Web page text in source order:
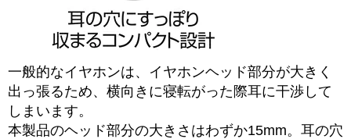
一般的なイヤホンは、イヤホンヘッド部分が大きく
出っ張るため、横向きに寝転がった際耳に干渉して
しまいます。
本製品のヘッド部分の大きさはわずか15mm。耳の穴